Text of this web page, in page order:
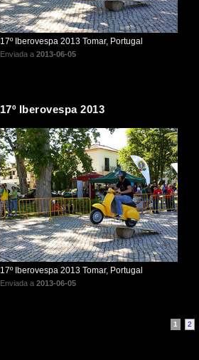
17º Iberovespa 2013 Tomar, Portugal
Enviada a 2013-06-05
17º Iberovespa 2013
17º Iberovespa 2013 Tomar, Portugal
Enviada a 2013-06-05
1 2